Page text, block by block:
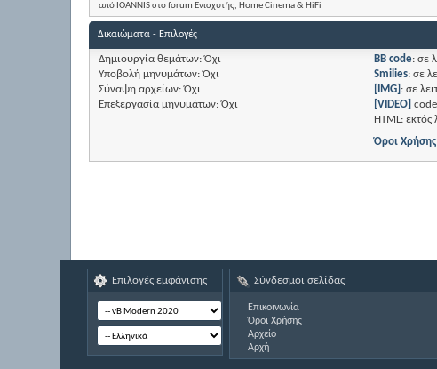
από IOANNIS στο forum Eνισχυτής, Home Cinema & HiFi
Δικαιώματα - Επιλογές
Δημιουργία θεμάτων:Όχι
Υποβολή μηνυμάτων:Όχι
Σύναψη αρχείων:Όχι
Επεξεργασία μηνυμάτων:Όχι
BB code: σε
Smilies: σε
[IMG] : σε
[VIDEO]
HTML: εκτός
Όροι Χρήσης
Επιλογές εμφάνισης Σύνδεσμοι σελίδας
Επικοινωνία
Όροι Χρήσης
Αρχείο
Αρχή